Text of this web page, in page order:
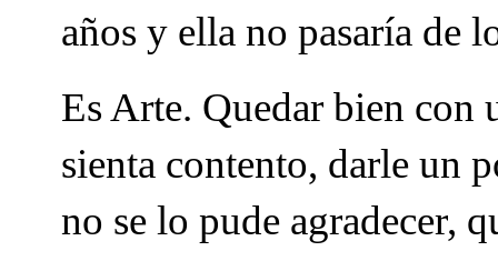
años y ella no pasaría de
Es Arte. Quedar bien con
sienta contento, darle un
no se lo pude agradecer,